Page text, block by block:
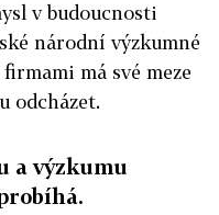
v budoucnosti
národní výzkumné
má své meze
odcházet.
a výzkumu